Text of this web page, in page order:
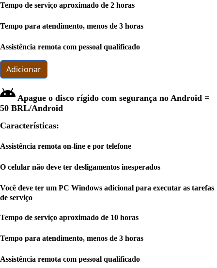
Tempo de serviço aproximado de 2 horas
Tempo para atendimento, menos de 3 horas
Assistência remota com pessoal qualificado
Adicionar
Apague o disco rígido com segurança no Android =
50 BRL/Android
Características:
Assistência remota on-line e por telefone
O celular não deve ter desligamentos inesperados
Você deve ter um PC Windows adicional para executar as tarefas
de serviço
Tempo de serviço aproximado de 10 horas
Tempo para atendimento, menos de 3 horas
Assistência remota com pessoal qualificado